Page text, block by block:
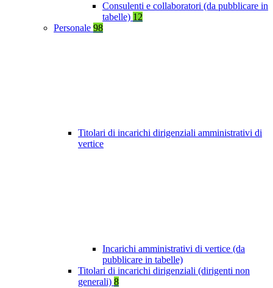
Consulenti e collaboratori (da pubblicare in
tabelle) 12
Personale 98
Titolari di incarichi dirigenziali amministrativi di
vertice
Incarichi amministrativi di vertice (da
pubblicare in tabelle)
Titolari di incarichi dirigenziali (dirigenti non
generali) 8